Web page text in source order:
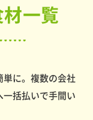
一覧
に。複数の会社
括払いで手間い